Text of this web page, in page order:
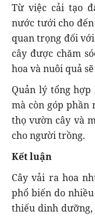
Từ việc cải tạo
nước tưới cho
quan trọng đối
cây được chăm
hoa và nuôi quả
Quản lý tổng
mà còn góp phần
thọ vườn cây và
cho người trồng.
Kết luận
Cây vải ra hoa
phổ biến do
thiếu dinh